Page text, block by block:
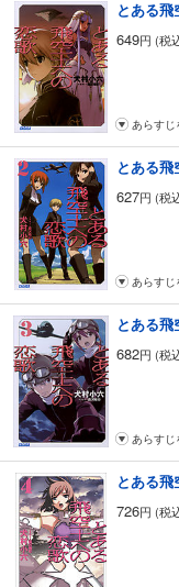
結！！
※この作品は底本と同じ
ラストが収録されています
とある
649円 (税
あらすじ
とある
627円 (税
あらすじ
とある
682円 (税
あらすじ
とある
726円 (税